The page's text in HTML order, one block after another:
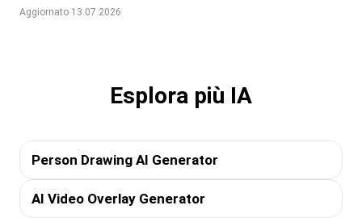
Aggiornato 13.07.2026
Esplora più IA
Person Drawing AI Generator
AI Video Overlay Generator